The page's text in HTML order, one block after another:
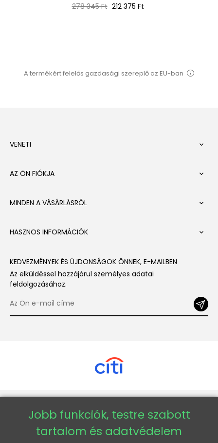
Normál
278 345 Ft Ár
212 375 Ft
A termékért felelős gazdasági szereplő az EU-ban
VENETI 
AZ ÖN FIÓKJA 
MINDEN A VÁSÁRLÁSRÓL 
HASZNOS INFORMÁCIÓK 
KEDVEZMÉNYEK ÉS ÚJDONSÁGOK ÖNNEK, E-MAILBEN
Az elküldéssel hozzájárul személyes adatai
feldolgozásához.
Copyright © 2026 - Veneti™
Veneti HU
Jobb funkciók, testre szabott
tartalom és adatvédelem